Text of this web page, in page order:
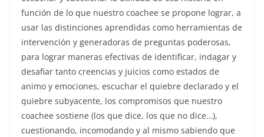
función de lo que nuestro coachee se propone lograr, a
usar las distinciones aprendidas como herramientas de
intervención y generadoras de preguntas poderosas,
para lograr maneras efectivas de identificar, indagar y
desafiar tanto creencias y juicios como estados de
animo y emociones, escuchar el quiebre declarado y el
quiebre subyacente, los compromisos que nuestro
coachee sostiene (los que dice, los que no dice…),
cuestionando, incomodando y al mismo sabiendo que